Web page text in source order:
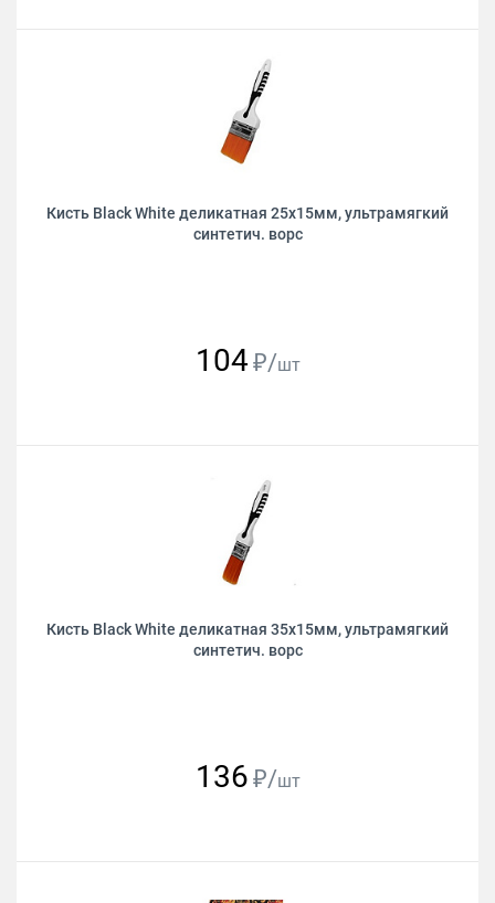
Кисть Black White деликатная 25х15мм, ультрамягкий
синтетич. ворс
104₽/шт
Кисть Black White деликатная 35х15мм, ультрамягкий
синтетич. ворс
136 ₽/шт